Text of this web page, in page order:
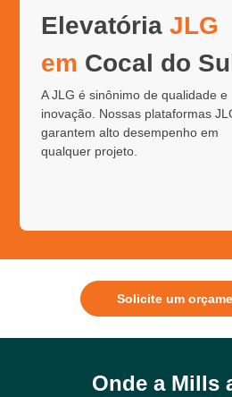
ElevatóriaJLG
em Cocal do Sul
A JLG é sinônimo de qualidade e
inovação. Nossas plataformas
garantem alto desempenho em
qualquer projeto.
Solicite um
Onde a Mills